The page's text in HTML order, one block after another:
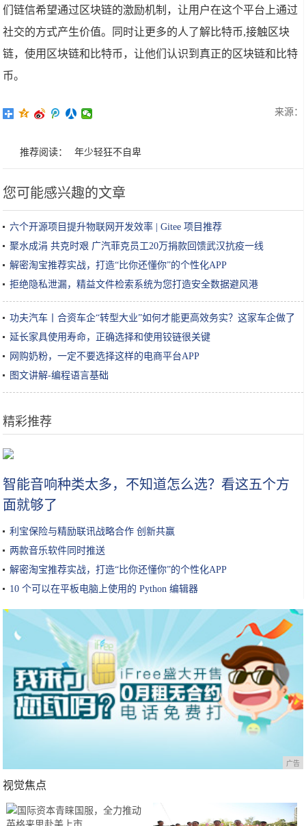
们链信希望通过区块链的激励机制，让用户在这个平台上通过
社交的方式产生价值。同时让更多的人了解比特币,接触区块
链，使用区块链和比特币，让他们认识到真正的区块链和比特
币。
来源：
推荐阅读： 年少轻狂不自卑
您可能感兴趣的文章
六个开源项目提升物联网开发效率 | Gitee 项目推荐
聚水成涓 共克时艰 广汽菲克员工20万捐款回馈武汉抗疫一线
解密淘宝推荐实战，打造“比你还懂你”的个性化APP
拒绝隐私泄漏，精益文件检索系统为您打造安全数据避风港
功夫汽车丨合资车企“转型大业”如何才能更高效务实？这家车企做了
一次有益尝试！
延长家具使用寿命，正确选择和使用铰链很关键
网购奶粉，一定不要选择这样的电商平台APP
图文讲解-编程语言基础
精彩推荐
智能音响种类太多，不知道怎么选？看这五个方
面就够了
利宝保险与精励联讯战略合作 创新共赢
两款音乐软件同时推送
解密淘宝推荐实战，打造“比你还懂你”的个性化APP
10 个可以在平板电脑上使用的 Python 编辑器
广告
视觉焦点